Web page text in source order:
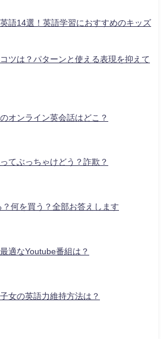
語14選！英語学習におすすめのキッズ
ツは？パターンと使える表現を抑えて
オンライン英会話はどこ？
てぶっちゃけどう？詐欺？
何を買う？全部お答えします
適なYoutube番組は？
女の英語力維持方法は？